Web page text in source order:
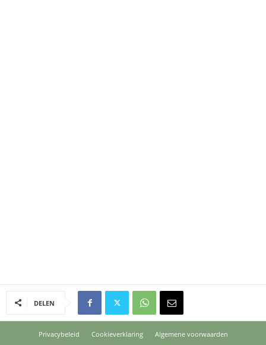
DELEN
Privacybeleid Cookieverklaring Algemene voorwaarden